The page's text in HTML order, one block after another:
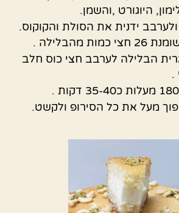
היוגורט ,והשמן.
ידנית את הסולת והקוקוס.
מהבלילה .
הבלילה לערבב חצי כוס חלב
.
מעל את כל הסירופ ולקשט.